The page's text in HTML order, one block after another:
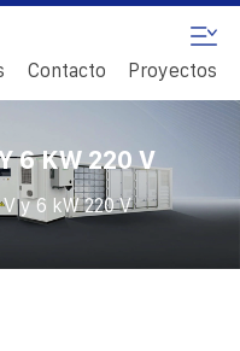
Contacto Proyectos
6 KW 220 V
y 6 kW 220 V